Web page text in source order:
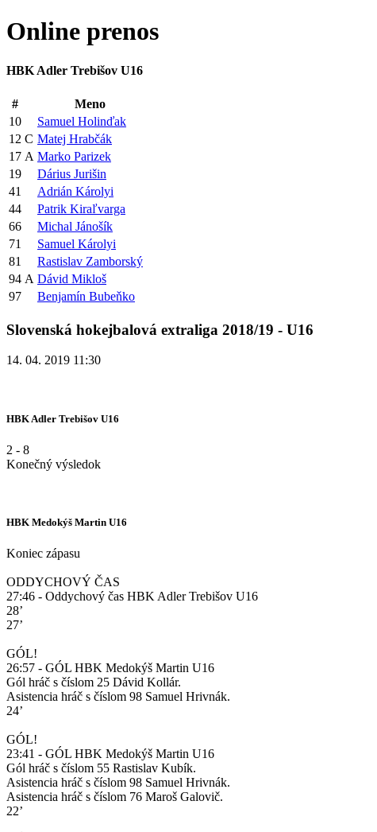
Online prenos
HBK Adler Trebišov U16
#
Meno
10
Samuel Holinďak
12 C Matej Hrabčák
17 A Marko Parizek
19
Dárius Jurišin
41
Adrián Károlyi
44
Patrik Kiraľvarga
66
Michal Jánošík
71
Samuel Károlyi
81
Rastislav Zamborský
94 A Dávid Mikloš
97
Benjamín Bubeňko
Slovenská hokejbalová extraliga 2018/19 - U16
14. 04. 2019 11:30
HBK Adler Trebišov U16
2 - 8
Konečný výsledok
HBK Medokýš Martin U16
Koniec zápasu
ODDYCHOVÝ ČAS
27:46 - Oddychový čas HBK Adler Trebišov U16
28’
27’
GÓL!
26:57 - GÓL HBK Medokýš Martin U16
Gól hráč s číslom 25 Dávid Kollár.
Asistencia hráč s číslom 98 Samuel Hrivnák.
24’
GÓL!
23:41 - GÓL HBK Medokýš Martin U16
Gól hráč s číslom 55 Rastislav Kubík.
Asistencia hráč s číslom 98 Samuel Hrivnák.
Asistencia hráč s číslom 76 Maroš Galovič.
22’